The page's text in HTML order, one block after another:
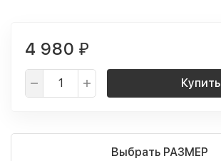
4 980 ₽
Купить
Выбрать РАЗМЕР